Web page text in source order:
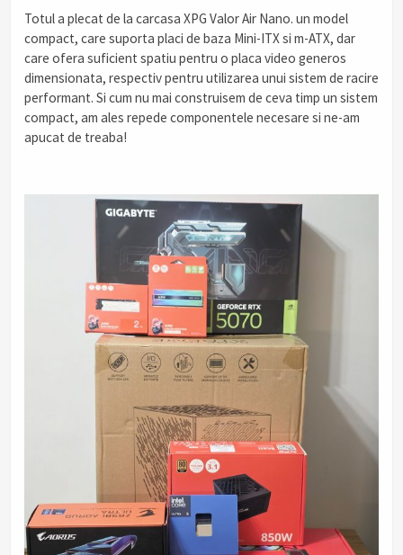
Totul a plecat de la carcasa XPG Valor Air Nano. un model
compact, care suporta placi de baza Mini-ITX si m-ATX, dar
care ofera suficient spatiu pentru o placa video generos
dimensionata, respectiv pentru utilizarea unui sistem de racire
performant. Si cum nu mai construisem de ceva timp un sistem
compact, am ales repede componentele necesare si ne-am
apucat de treaba!